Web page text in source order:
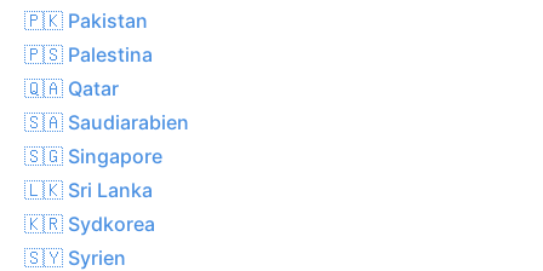
🇵🇰 Pakistan
🇵🇸 Palestina
🇶🇦 Qatar
🇸🇦 Saudiarabien
🇸🇬 Singapore
🇱🇰 Sri Lanka
🇰🇷 Sydkorea
🇸🇾 Syrien